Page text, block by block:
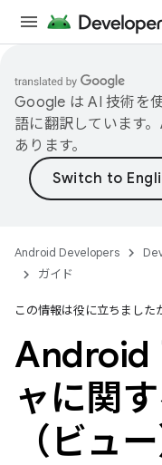
Google は AI 技術を
語に翻訳しています
あります。
Android Developers
ガイド
この情報は役に立ちました
Android
ャに関
（ビュー